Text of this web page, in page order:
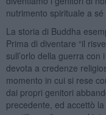
nutrimento spirituale a sé
La storia di Buddha
Prima di diventare “il
sull’orlo della guerra con
devota a credenze
momento in cui si rese
dai propri genitori
precedente, ed accettò